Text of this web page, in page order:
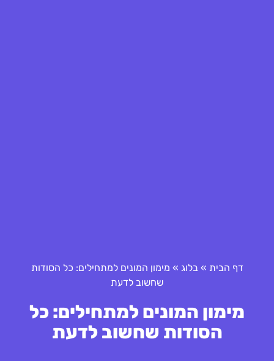
דף הבית » בלוג » מימון המונים למתחילים: כל הסודות
שחשוב לדעת
מימון המונים למתחילים: כל
הסודות שחשוב לדעת